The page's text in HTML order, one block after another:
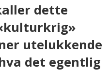
dette
utelukkende
det egentlig